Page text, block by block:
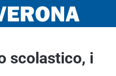
scolastico, i